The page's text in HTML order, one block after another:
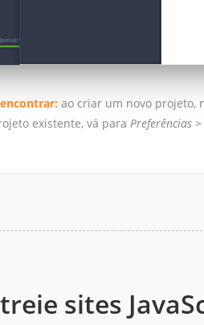
ao criar um novo projeto,
existente, vá para Preferências
sites